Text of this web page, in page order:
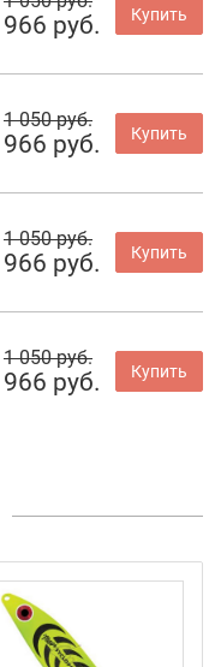
966 руб. Купить
1 050 руб.
966 руб. Купить
1 050 руб.
966 руб. Купить
1 050 руб.
966 руб. Купить